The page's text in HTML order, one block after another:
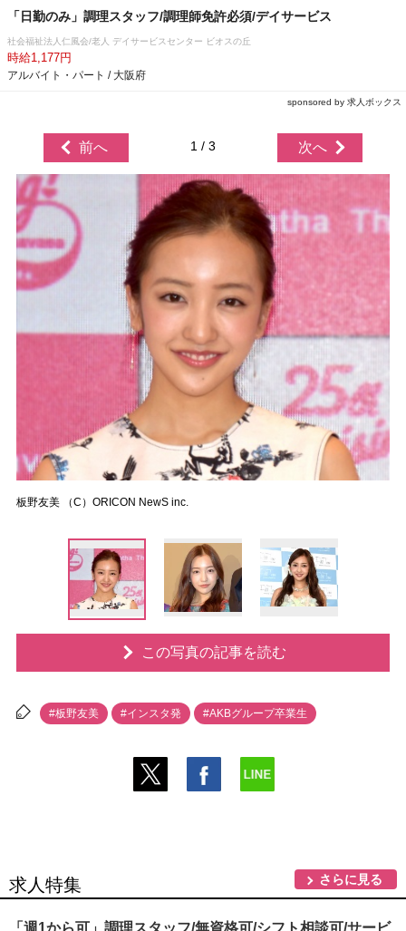
「日勤のみ」調理スタッフ/調理師免許必須/デイサービス
社会福祉法人仁風会/老人 デイサービスセンター ビオスの丘
時給1,177円
アルバイト・パート / 大阪府
sponsored by 求人ボックス
前へ 1 / 3 次へ
板野友美 （C）ORICON NewS inc.
この写真の記事を読む
#板野友美 #インスタ発 #AKBグループ卒業生
求人特集 さらに見る
「週1から可」調理スタッフ/無資格可/シフト相談可/サービ